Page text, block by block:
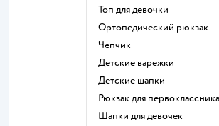
Топ для девочки
Ортопедический рюкзак
Чепчик
Детские варежки
Детские шапки
Рюкзак для первоклассника
Шапки для девочек